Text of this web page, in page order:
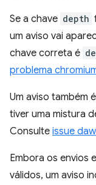
Se a chave depth
um aviso vai
chave correta é
problema
Um aviso também
tiver uma mistura
Consulte issue
Embora os envios
válidos, um aviso